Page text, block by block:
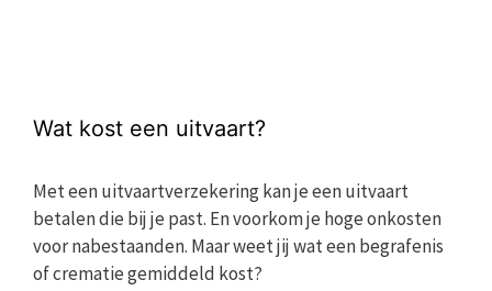
Wat kost een uitvaart?
Met een uitvaartverzekering kan je een uitvaart
betalen die bij je past. En voorkom je hoge onkosten
voor nabestaanden. Maar weet jij wat een begrafenis
of crematie gemiddeld kost?